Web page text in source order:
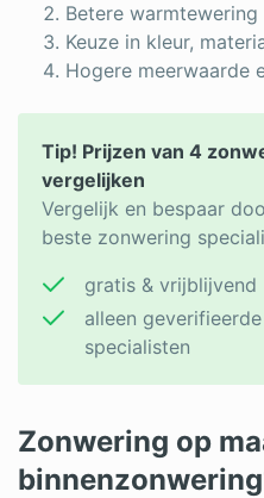
Betere
Keuze in kleur,
Hogere meerwaarde
Tip! Prijzen van 4
vergelijken
Vergelijk en bespaar
beste zonwering
gratis & vrijblijvend
alleen geverifieerde
specialisten
Zonwering op